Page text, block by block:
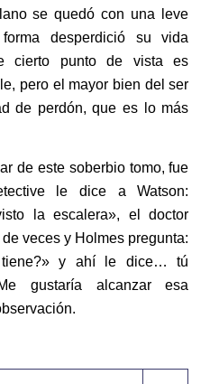
se quedó con una leve
desperdició su vida
cierto punto de vista es
pero el mayor bien del ser
de perdón, que es lo más
de este soberbio tomo, fue
le dice a Watson:
la escalera», el doctor
veces y Holmes pregunta:
tiene?» y ahí le dice… tú
gustaría alcanzar esa